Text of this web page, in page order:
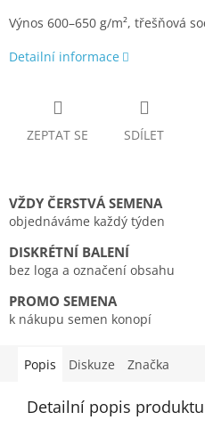
Výnos 600–650 g/m², třešňová
Detailní informace
ZEPTAT SE SDÍLET
VŽDY ČERSTVÁ SEMENA
objednáváme každý týden
DISKRÉTNÍ BALENÍ
bez loga a označení obsahu
PROMO SEMENA
k nákupu semen konopí
Popis Diskuze Značka
Detailní popis produktu